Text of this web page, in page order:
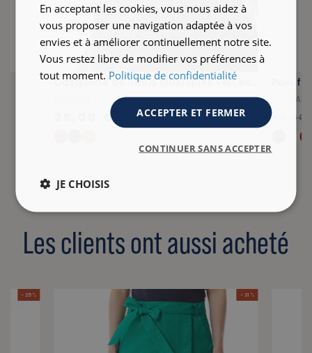
25,00 €
45,00
Les clients ont aussi acheté
- 25 % - 31 %
En acceptant les cookies, vous nous aidez à
vous proposer une navigation adaptée à vos
envies et à améliorer continuellement notre site.
Vous restez libre de modifier vos préférences à
tout moment. Politique de confidentialité
ACCEPTER ET FERMER
CONTINUER SANS ACCEPTER
JE CHOISIS